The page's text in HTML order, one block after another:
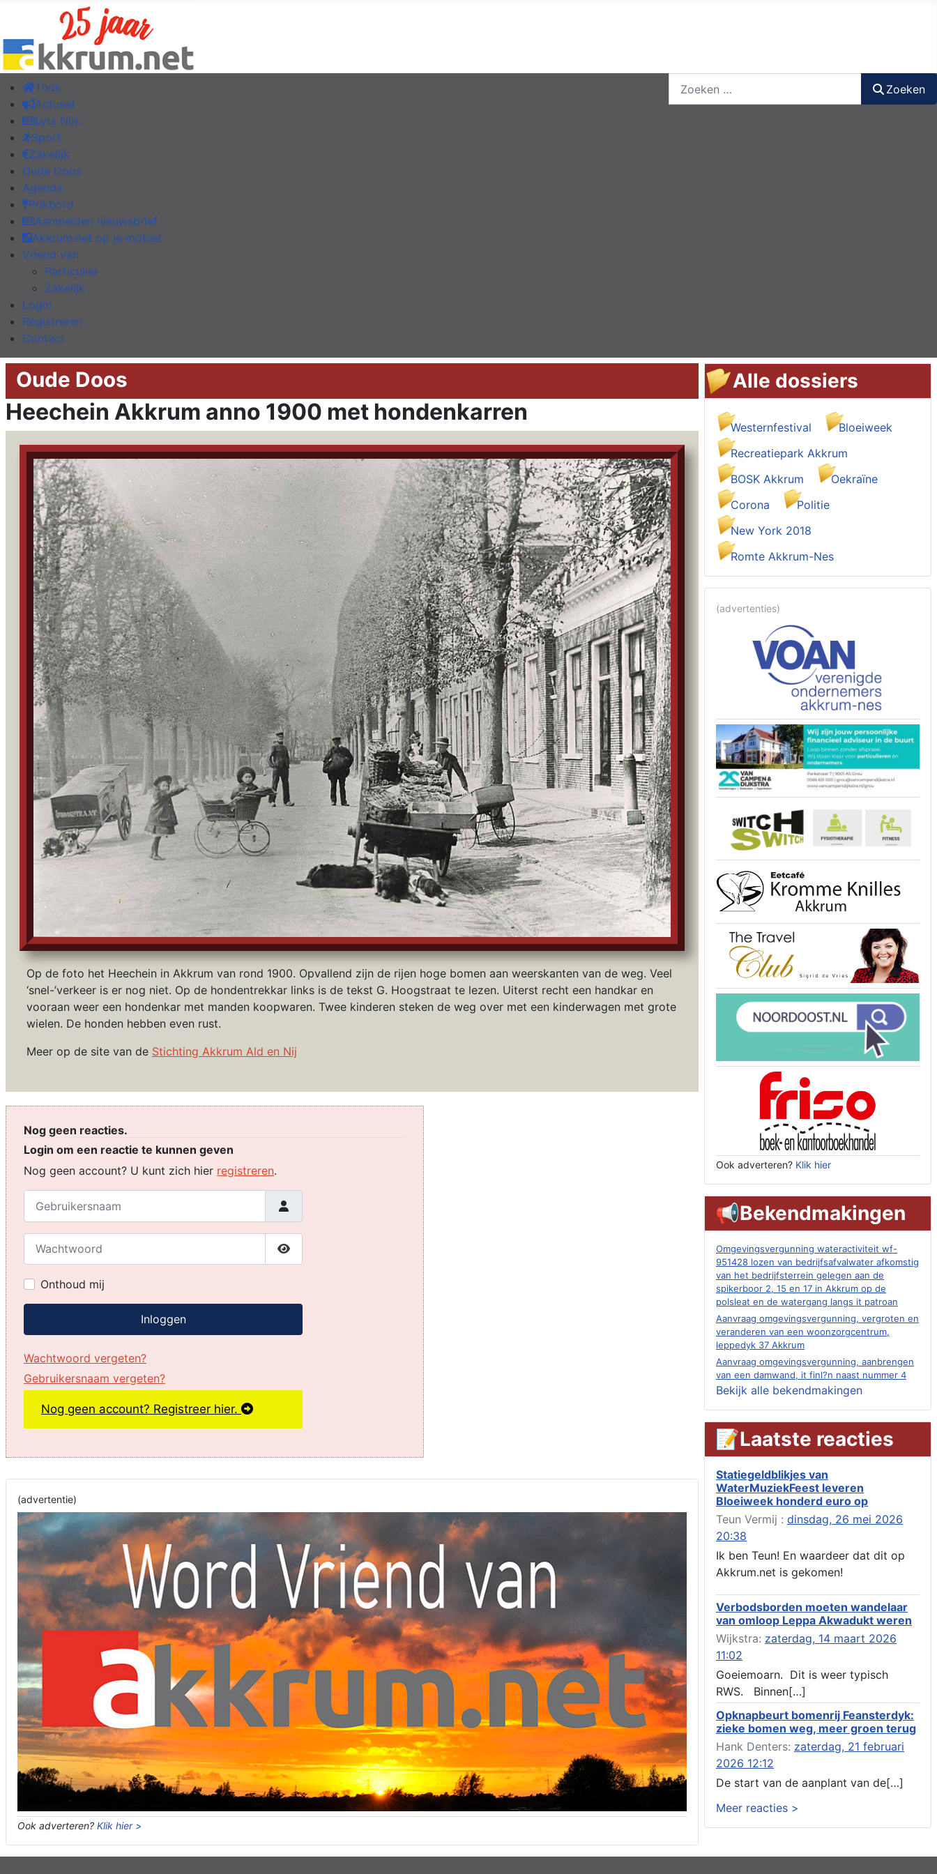
Thús
Actueel
Lyts Nijs
Sport
Zakelijk
Oude Doos
Agenda
Prikbord
Aanmelden nieuwsbrief
Akkrum.net op je mobiel
Vriend van
Particulier
Zakelijk
Login
Registreren
Contact
Zoeken
Oude Doos
Heechein Akkrum anno 1900 met hondenkarren
Op de foto het Heechein in Akkrum van rond 1900. Opvallend zijn de rijen hoge bomen aan weerskanten van de weg. Veel
‘snel-’verkeer is er nog niet. Op de hondentrekkar links is de tekst G. Hoogstraat te lezen. Uiterst recht een handkar en
vooraan weer een hondenkar met manden koopwaren. Twee kinderen steken de weg over met een kinderwagen met grote
wielen. De honden hebben even rust.
Meer op de site van de Stichting Akkrum Ald en Nij
Nog geen reacties.
Login om een reactie te kunnen geven
Nog geen account? U kunt zich hier registreren.
Toon wachtwoord
Onthoud mij
Inloggen
Wachtwoord vergeten?
Gebruikersnaam vergeten?
Nog geen account? Registreer hier.
(advertentie)
Ook adverteren? Klik hier >
Alle dossiers
Westernfestival
Bloeiweek
Recreatiepark Akkrum
BOSK Akkrum
Oekraïne
Corona
Politie
New York 2018
Romte Akkrum-Nes
(advertenties)
Ook adverteren? Klik hier
📢Bekendmakingen
Omgevingsvergunning wateractiviteit wf-
951428 lozen van bedrijfsafvalwater afkomstig
van het bedrijfsterrein gelegen aan de
spikerboor 2, 15 en 17 in Akkrum op de
polsleat en de watergang langs it patroan
Aanvraag omgevingsvergunning, vergroten en
veranderen van een woonzorgcentrum,
leppedyk 37 Akkrum
Aanvraag omgevingsvergunning, aanbrengen
van een damwand, it finl?n naast nummer 4
Akkrum
Verlening omgevingsvergunning, tijdelijk
gebruik openbare ruimte 02-10 t/m 02-11-
Aanvraag omgevingsvergunning, tijdelijk
gebruik openbare ruimte 02-10 t/m 02-11-
2026, sitadel voor nr 6 te Akkrum
Verlenging beslistermijn aanvraag
omgevingsvergunning, heechein 28, 8491 em
Aanvraag omgevingsvergunning, veranderen
van een woning (voordeur en dakkapel),
Aanvraag omgevingsvergunning
wateractiviteit wf-1012586 aanbrengen van
asfalt t.b.v. onderhoud fietspad t.h.v
boarnsterdyk, Akkrum
Locatiestudie Akkrum
Verlening ontheffing geluid, boarnsw?l
Akkrum
Kennisgeving vergunningaanvraag voor het -
bouwwerken, werken en objecten in of bij
een oppervlaktewaterlichaam, niet zijnde de
noordzee, of waterkering in beheer bij het rijk
te Akkrum
Verlening omgevingsvergunning, veranderen
nabij nummer 6 Akkrum
Bekijk alle bekendmakingen
📝Laatste reacties
Statiegeldblikjes van
WaterMuziekFeest leveren
Bloeiweek honderd euro op
Teun Vermij : dinsdag, 26 mei 2026
20:38
Ik ben Teun! En waardeer dat dit op
Akkrum.net is gekomen!
Verbodsborden moeten wandelaar
van omloop Leppa Akwadukt weren
Wijkstra: zaterdag, 14 maart 2026
11:02
Goeiemoarn. Dit is weer typisch
RWS. Binnen[…]
Opknapbeurt bomenrij Feansterdyk:
zieke bomen weg, meer groen terug
Hank Denters: zaterdag, 21 februari
2026 12:12
De start van de aanplant van de[…]
Meer reacties >